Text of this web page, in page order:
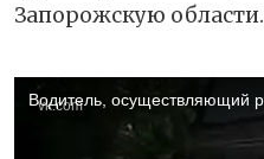
Запорожскую области.